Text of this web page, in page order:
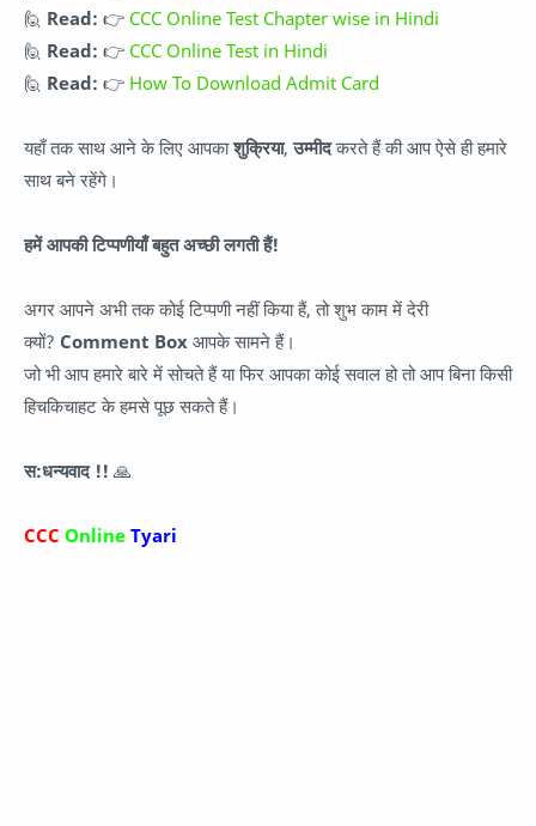
🙋 Read: 👉 CCC Online Test Chapter wise in Hindi
🙋 Read: 👉 CCC Online Test in Hindi
🙋 Read: 👉 How To Download Admit Card
यहाँ तक साथ आने के लिए आपकाशुक्रिया,उम्मीदकरते हैं की आप ऐसे ही हमारे
साथ बने रहेंगे।
हमें आपकी टिप्पणीयाँ बहुत अच्छी लगती हैं!
अगर आपने अभी तक कोई टिप्पणी नहीं किया हैं, तो शुभ काम में देरी
क्यों? Comment Box आपके सामने हैं।
जो भी आप हमारे बारे में सोचते हैं या फिर आपका कोई सवाल हो तो आप बिना किसी
हिचकिचाहट के हमसे पूछ सकते हैं।
स:धन्यवाद !! 🙏
CCC Online Tyari